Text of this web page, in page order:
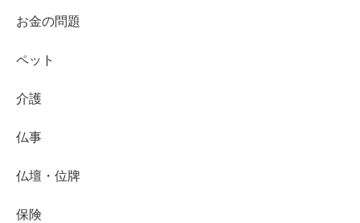
お金の問題
ペット
介護
仏事
仏壇・位牌
保険